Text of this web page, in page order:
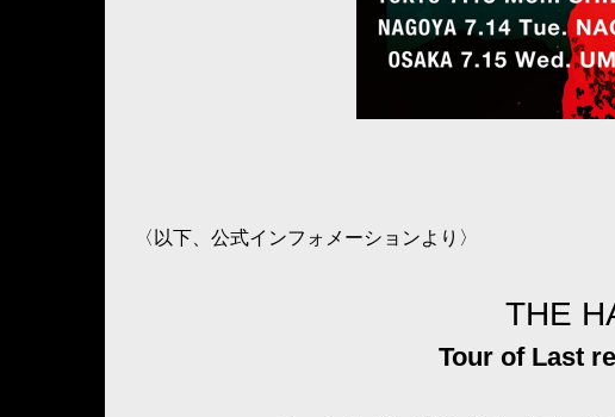
〈以下、公式インフォメーションより〉
THE
Tour of Last